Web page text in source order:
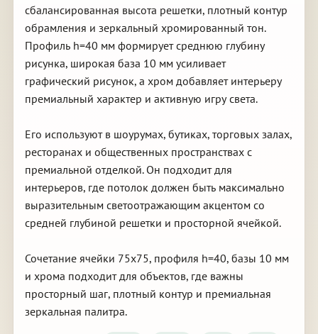
сбалансированная высота решетки, плотный контур
обрамления и зеркальный хромированный тон.
Профиль h=40 мм формирует среднюю глубину
рисунка, широкая база 10 мм усиливает
графический рисунок, а хром добавляет интерьеру
премиальный характер и активную игру света.
Его используют в шоурумах, бутиках, торговых залах,
ресторанах и общественных пространствах с
премиальной отделкой. Он подходит для
интерьеров, где потолок должен быть максимально
выразительным светоотражающим акцентом со
средней глубиной решетки и просторной ячейкой.
Сочетание ячейки 75х75, профиля h=40, базы 10 мм
и хрома подходит для объектов, где важны
просторный шаг, плотный контур и премиальная
зеркальная палитра.